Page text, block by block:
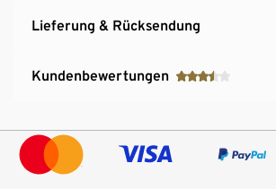
Lieferung & Rücksendung
Kundenbewertungen